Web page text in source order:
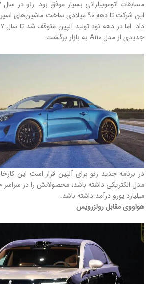
این شرکت تا دهه ۹۰ میلادی ساخت
جدیدی از مدل A110 به بازار برگشت.
مدل الکتریکی داشته باشد، محصولاتش را در
میلیارد یورو درآمد داشته باشد.
هواووی مقابل رولزرویس